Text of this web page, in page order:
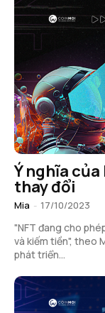
Ý nghĩa
thay đổi
Mia - 17/10/2023
"NFT đang cho
và kiếm tiền", theo
phát triển...